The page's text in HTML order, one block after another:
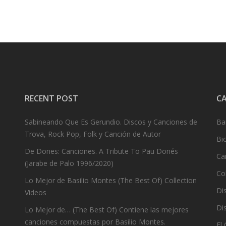
RECENT POST
Sabineando Que Es Gerundio. Discos y Canciones de
Trova, Rock Pop, Folk y Canción de Autor
De Dones: Canciones. A Tribute To Pau Donés
(Jarabe de Palo 1996/2020)
Lo Mejor de Basilio Montes (The Best Of) Collection
Videos
Lo Mejor de… (The Best Of) Contiene las mejores
canciones compuestas por Basilio Montes.